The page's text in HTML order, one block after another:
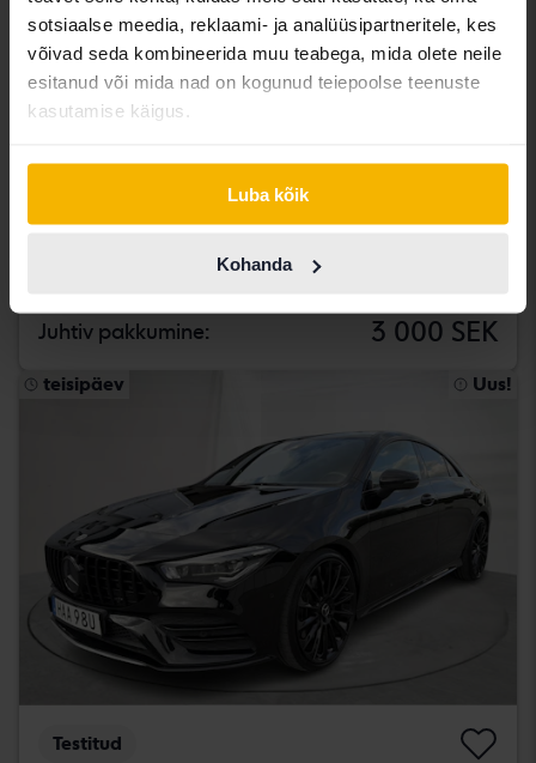
sotsiaalse meedia, reklaami- ja analüüsipartneritele, kes
võivad seda kombineerida muu teabega, mida olete neile
esitanud või mida nad on kogunud teiepoolse teenuste
kasutamise käigus.
Luba kõik
Kohanda
Testitud
Mercedes B-Klass
Bensiin
Juhtiv pakkumine: 3 000 SEK
teisipäev Uus!
Testitud